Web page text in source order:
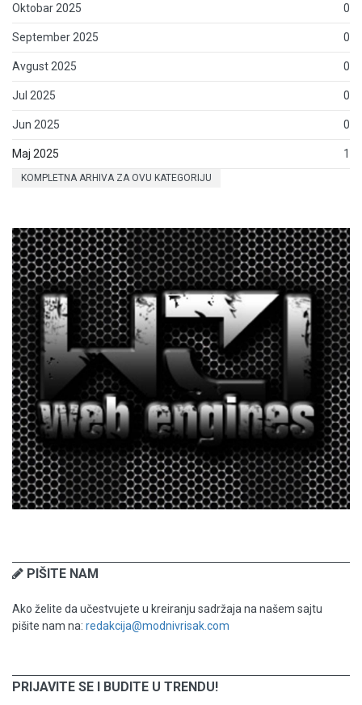
Oktobar 2025 0
September 2025 0
Avgust 2025 0
Jul 2025 0
Jun 2025 0
Maj 2025 1
KOMPLETNA ARHIVA ZA OVU KATEGORIJU
PIŠITE NAM
Ako želite da učestvujete u kreiranju sadržaja na našem sajtu
pišite nam na: redakcija@modnivrisak.com
PRIJAVITE SE I BUDITE U TRENDU!